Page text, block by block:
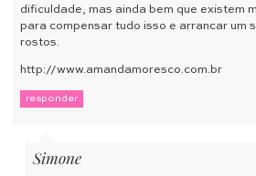
dificuldade, mas ainda bem que existem
para compensar tudo isso e arrancar um
rostos.
http://www.amandamoresco.com.br
responder
Simone